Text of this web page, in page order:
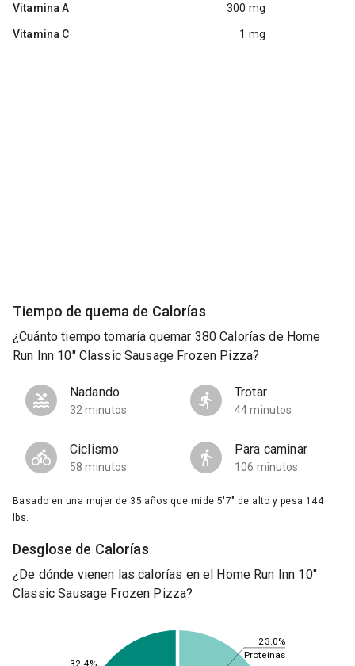
Vitamina A 300 mg
Vitamina C 1 mg
Tiempo de quema de Calorías
¿Cuánto tiempo tomaría quemar 380 Calorías de Home
Run Inn 10" Classic Sausage Frozen Pizza?
Nadando
32 minutos
Trotar
44 minutos
Ciclismo
58 minutos
Para caminar
106 minutos
Basado en una mujer de 35 años que mide 5'7" de alto y pesa 144
lbs.
Desglose de Calorías
¿De dónde vienen las calorías en el Home Run Inn 10"
Classic Sausage Frozen Pizza?
23.0%
32.4%
Proteínas